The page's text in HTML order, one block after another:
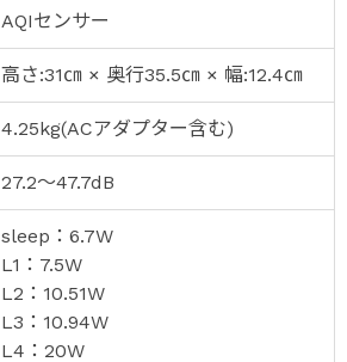
AQIセンサー
高さ:31㎝ × 奥行35.5㎝ × 幅:12.4㎝
4.25kg(ACアダプター含む)
27.2～47.7dB
sleep：6.7W
L1：7.5W
L2：10.51W
L3：10.94W
L4：20W